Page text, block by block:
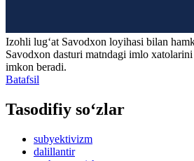
Izohli lugʻat Savodxon loyihasi bilan
Savodxon dasturi matndagi imlo
imkon beradi.
Batafsil
Tasodifiy so‘zlar
subyektivizm
dalillantir